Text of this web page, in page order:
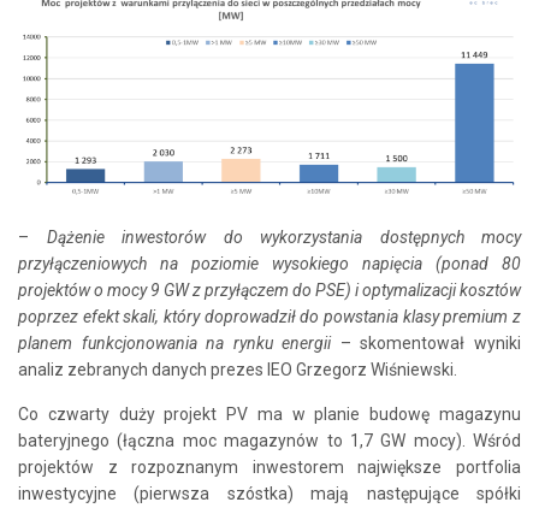
– Dążenie inwestorów do wykorzystania dostępnych mocy
przyłączeniowych na poziomie wysokiego napięcia (ponad 80
projektów o mocy 9 GW z przyłączem do PSE) i optymalizacji kosztów
poprzez efekt skali, który doprowadził do powstania klasy premium z
planem funkcjonowania na rynku energii– skomentował wyniki
analiz zebranych danych prezes IEO Grzegorz Wiśniewski.
Co czwarty duży projekt PV ma w planie budowę magazynu
bateryjnego (łączna moc magazynów to 1,7 GW mocy). Wśród
projektów z rozpoznanym inwestorem największe portfolia
inwestycyjne (pierwsza szóstka) mają następujące spółki